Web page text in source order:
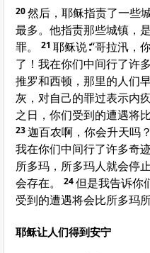
20然后，耶稣指责了一些
最多。他指责那些城镇，
罪。
21 耶稣说∶“哥拉汛，
了！我在你们中间行了许
推罗和西顿，那里的人们
灰，对自己的罪过表示内疚
之日，你们受到的遭遇将
23迦百农啊，你会升天吗
我在你们中间行了许多奇
所多玛，所多玛人就会停
会存在。
24但是我告诉你
受到的遭遇将会比所多玛
耶稣让人们得到安宁